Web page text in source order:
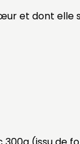
et dont elle